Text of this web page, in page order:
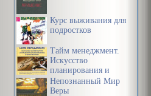
Курс выживания для
подростков
Тайм менеджмент.
Искусство
планирования и
управления своим
временем и своей
Непознанный Мир
Веры